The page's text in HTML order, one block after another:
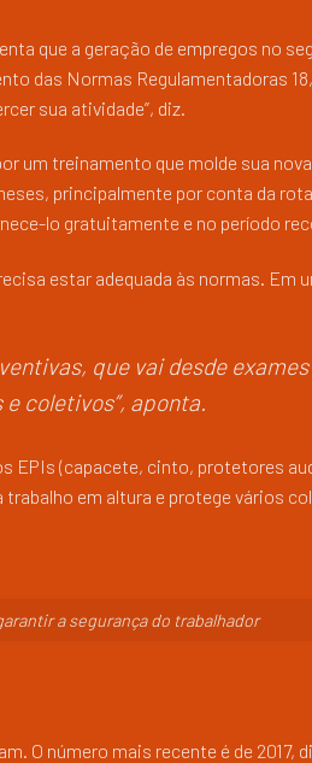
que a geração de empregos no
das Normas Regulamentadoras
sua atividade”, diz.
um treinamento que molde sua
principalmente por conta da
lo gratuitamente e no período
estar adequada às normas. Em
que vai desde
coletivos”, aponta.
EPIs (capacete, cinto, protetores
em altura e protege vários
a segurança do trabalhador
O número mais recente é de 2017,